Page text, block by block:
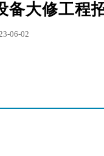
备大修工程
06-02